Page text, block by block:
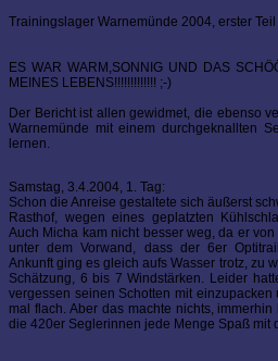
Trainingslager Warnemünde 2004, erster Teil
ES WAR WARM,SONNIG UND DAS
MEINES LEBENS!!!!!!!!!!!!! ;-)
Der Bericht ist allen gewidmet, die ebenso
Warnemünde mit einem durchgeknallten
lernen.
Samstag, 3.4.2004, 1. Tag:
Schon die Anreise gestaltete sich äußerst
Rasthof, wegen eines geplatzten
Auch Micha kam nicht besser weg, da er
unter dem Vorwand, dass der 6er
Ankunft ging es gleich aufs Wasser trotz, zu
Schätzung, 6 bis 7 Windstärken. Leider
vergessen seinen Schotten mit
mal flach. Aber das machte nichts,
die 420er Seglerinnen jede Menge Spaß mit